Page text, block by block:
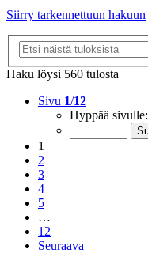
Siirry tarkennettuun hakuun
Haku löysi 560 tulosta
Sivu 1/12
Hyppää sivulle:
1
2
3
4
5
…
12
Seuraava